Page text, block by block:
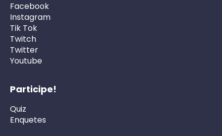
Facebook
Instagram
Tik Tok
Twitch
Twitter
Youtube
Participe!
Quiz
Enquetes